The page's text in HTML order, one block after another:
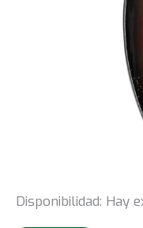
Disponibilidad: Hay